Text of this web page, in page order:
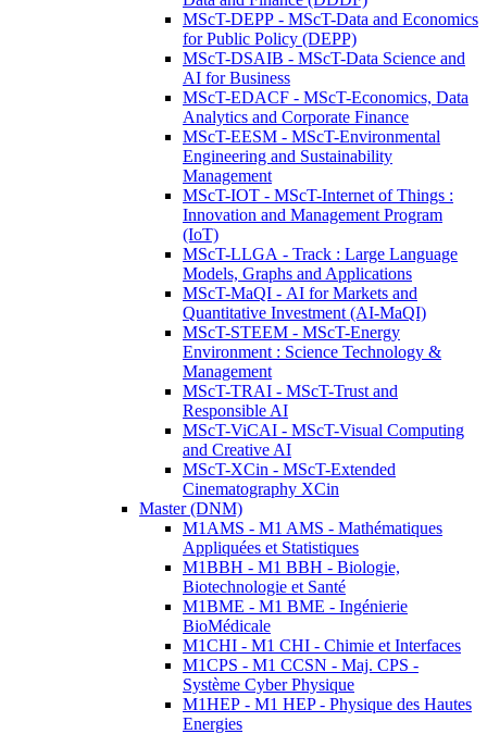
MScT-DEPP - MScT-Data and Economics
for Public Policy (DEPP)
MScT-DSAIB - MScT-Data Science and
AI for Business
MScT-EDACF - MScT-Economics, Data
Analytics and Corporate Finance
MScT-EESM - MScT-Environmental
Engineering and Sustainability
Management
MScT-IOT - MScT-Internet of Things :
Innovation and Management Program
(IoT)
MScT-LLGA - Track : Large Language
Models, Graphs and Applications
MScT-MaQI - AI for Markets and
Quantitative Investment (AI-MaQI)
MScT-STEEM - MScT-Energy
Environment : Science Technology &
Management
MScT-TRAI - MScT-Trust and
Responsible AI
MScT-ViCAI - MScT-Visual Computing
and Creative AI
MScT-XCin - MScT-Extended
Cinematography XCin
Master (DNM)
M1AMS - M1 AMS - Mathématiques
Appliquées et Statistiques
M1BBH - M1 BBH - Biologie,
Biotechnologie et Santé
M1BME - M1 BME - Ingénierie
BioMédicale
M1CHI - M1 CHI - Chimie et Interfaces
M1CPS - M1 CCSN - Maj. CPS -
Système Cyber Physique
M1HEP - M1 HEP - Physique des Hautes
Energies